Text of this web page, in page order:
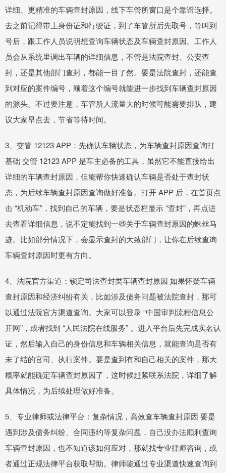
详细、更精准的车辆查封原因，线下车管所窗口是个靠谱选择。
去之前记得带上身份证和行驶证，到了车管所后先取号，等叫到
号后，跟工作人员说明想查询车辆状态及车辆查封原因。工作人
员会从系统里调出车辆的详细信息，不管是法院查封、公安查
封，还是其他部门查封，都能一目了然。要是法院查封，还能查
到对应的案件编号，顺着这个编号就能进一步找到车辆查封原因
的源头。不过要注意，车管所人流量大的时候可能需要排队，建
议大家早点去，节省等待时间。
3、交管 12123 APP：先确认车辆状态，为车辆查封原因查询打
基础 交管 12123 APP 是车主必备的工具，虽然它不能直接给出
详细的车辆查封原因，但能帮你快速确认车辆是否处于查封状
态，为后续车辆查封原因查询做好准备。打开 APP 后，在首页点
击 “机动车”，找到自己的车辆，要是状态栏显示 “查封”，再点进
去查看详细信息，说不定能找到一些关于车辆查封原因的蛛丝马
迹。比如部分情况下，会显示查封的大致部门，让你在后续查询
车辆查封原因时更有方向。
4、法院官方渠道：锁定司法查封类车辆查封原因 如果怀疑车辆
查封原因和经济纠纷有关，比如涉及债务问题被法院查封，那可
以通过法院官方渠道查询。大家可以登录 “中国审判流程信息公
开网”，或者找到 “人民法院在线服务” 。进入平台后先完成实名认
证，然后输入自己的身份信息和车辆相关信息，就能查询是否有
未了结的官司、执行案件。要是查到有和自己相关的案件，那大
概率就能确定车辆查封原因了，这时候赶紧联系法院，详细了解
具体情况，为后续处理做好准备。
5、专业律师或法律平台：复杂情况，高效查车辆查封原因 要是
遇到涉及债务纠纷、合同违约等复杂问题，自己没办法顺利查询
车辆查封原因，也不知道该如何应对，那就找专业律师咨询，或
者通过正规法律平台获取帮助。律师能通过专业渠道快速查询到